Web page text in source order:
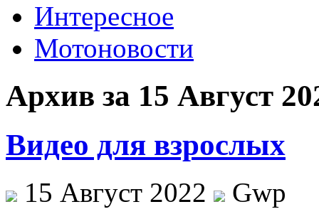
Интересное
Мотоновости
Архив за 15 Август
Видео для взрослых
15 Август 2022
Gwp